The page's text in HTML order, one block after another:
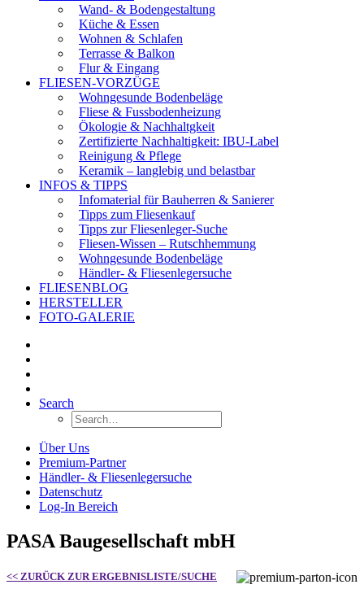
Wand- & Bodengestaltung
Küche & Essen
Wohnen & Schlafen
Terrasse & Balkon
Flur & Eingang
FLIESEN-VORZÜGE
Wohngesunde Bodenbeläge
Fliese & Fussbodenheizung
Ökologie & Nachhaltgkeit
Zertifizierte Nachhaltigkeit: IBU-Label
Reinigung & Pflege
Keramik – langlebig und belastbar
INFOS & TIPPS
Infomaterial für Bauherren & Sanierer
Tipps zum Fliesenkauf
Tipps zur Fliesenleger-Suche
Fliesen-Wissen – Rutschhemmung
Wohngesunde Bodenbeläge
Händler- & Fliesenlegersuche
FLIESENBLOG
HERSTELLER
FOTO-GALERIE
Search
Über Uns
Premium-Partner
Händler- & Fliesenlegersuche
Datenschutz
Log-In Bereich
PASA Baugesellschaft mbH
<< ZURÜCK ZUR ERGEBNISLISTE/SUCHE